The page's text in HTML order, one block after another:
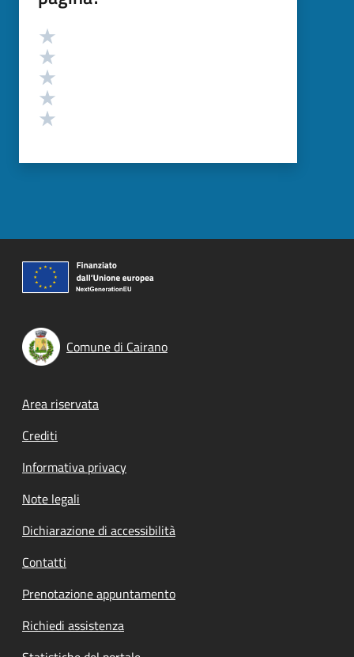
Valutazione
Comune di Cairano
Footer menu
Area riservata
Crediti
Informativa privacy
Note legali
Dichiarazione di accessibilità
Contatti
Prenotazione appuntamento
Richiedi assistenza